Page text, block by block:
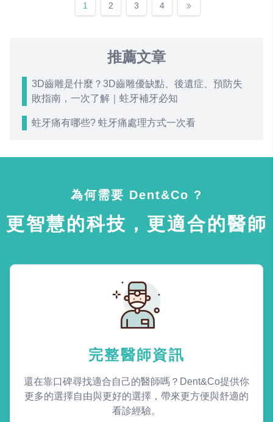
1 2 3 4
推薦文章
3D齒雕是什麼？3D齒雕優缺點、後遺症、預防失
敗指南，一次了解｜蛀牙補牙必知
蛀牙痛有哪些? 蛀牙痛處理方式一次看
為何需要 Dent&Co ?
更智慧的科技，更適合的醫師
完整醫師資訊
還在靠口碑尋找適合自己的醫師嗎？Dent&Co提供你
更多的選擇自由與更好的選擇，帶來更方便與舒適的
看診經驗。